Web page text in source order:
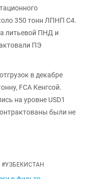
350 тонн ЛПНП С4.
литьевой ПНД и
ПЭ
в декабре
FCA Кенгсой.
на уровне USD1
были не
#УЗБЕКИСТАН